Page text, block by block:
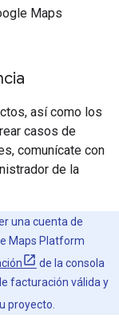
Maps
así como los
casos de
comunícate con
de la
una cuenta de
Maps Platform
de la consola
facturación válida y
proyecto.